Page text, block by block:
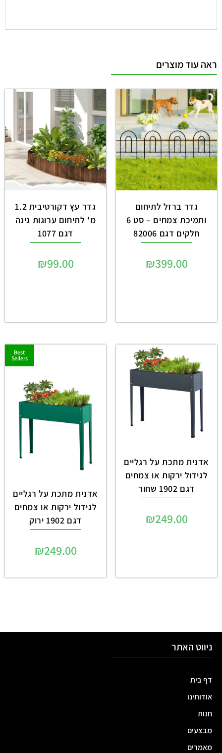
ראה עוד מוצרים
גדר ברזל לתיחום
ותמיכת צמחים – סט 6
חלקים דגם 82006
₪399.00
גדר עץ דקורטיבית 1.2
מ' לתיחום ערוגות גינה
דגם 1077
₪99.00
אדנית מתכת על רגליים
לגידול ירקות או צמחים
דגם 1902 שחור
₪249.00
Best
Sellers
אדנית מתכת על רגליים
לגידול ירקות או צמחים
דגם 1902 ירוק
₪249.00
ניווט האתר
דף בית
אודותינו
חנות
מבצעים
מאמרים